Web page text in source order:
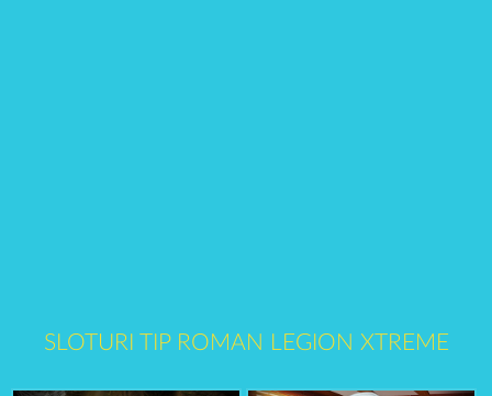
SLOTURI TIP ROMAN LEGION XTREME